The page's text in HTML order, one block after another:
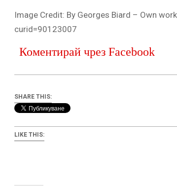
Image Credit: By Georges Biard – Own
curid=90123007
Коментирай чрез Facebook
SHARE THIS:
LIKE THIS: